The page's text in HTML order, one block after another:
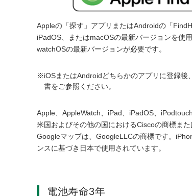
Appleの「探す」アプリまたはAndroidの「
iPadOS、またはmacOSの最新バージョンを使
watchOSの最新バージョンが必要です。
iOSまたはAndroidどちらかのアプリに登録
書をご参照ください。
Apple、AppleWatch、iPad、iPadOS、
米国およびその他の国におけるCiscoの商標ま
Googleマップは、GoogleLLCの商標です。
ンスに基づき日本で使用されています。
電池寿命3年